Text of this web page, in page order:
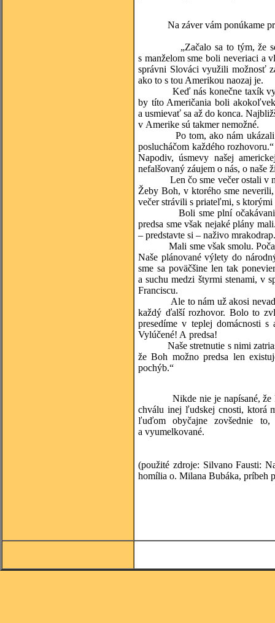
Na záver vám ponúkame
„Začalo sa to tým, že sestra
s manželom sme boli neveriaci a
správni Slováci využili možnosť
ako to s tou Amerikou naozaj je.
Keď nás konečne taxík
by títo Američania boli
a usmievať sa až do konca.
v Amerike sú takmer nemožné.
Po tom, ako nám ukázali
poslucháčom každého
Napodiv, úsmevy našej
nefalšovaný záujem o nás, o naše
Len čo sme večer ostali v
Žeby Boh, v ktorého sme
večer strávili s priateľmi, s ktorými
Boli sme plní očakávania
predsa sme však nejaké plány
– predstavte si – naživo
Mali sme však smolu. Počasie
Naše plánované výlety do
sme sa poväčšine len tak
a suchu medzi štyrmi stenami, v
Franciscu.
Ale to nám už akosi nevadilo.
každý ďalší rozhovor. Bolo to
presedíme v teplej domácnosti
Vylúčené! A predsa!
Naše stretnutie s nimi zatriaslo
že Boh možno predsa len
pochýb.“
Nikde nie je napísané, že
chválu inej ľudskej cnosti, ktorá
ľuďom obyčajne zovšednie
a vyumelkované.
(použité zdroje: Silvano Fausti:
homília o. Milana Bubáka, príbeh